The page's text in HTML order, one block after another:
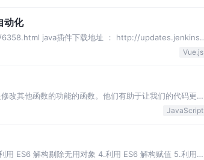
动化
java插件下载地址 ： http://updates.jenkins-
Vue.js
改其他函数的功能的函数。他们有助于让我们的代码更简
个被包装过的对象
JavaScript
ES6 解构剔除无用对象 4.利用 ES6 解构赋值 5.利用匿